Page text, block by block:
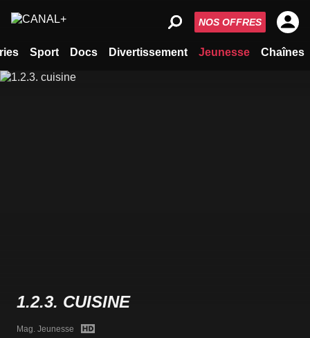
Sport Docs Divertissement Jeunesse Chaînes
NOS OFFRES
1.2.3. CUISINE
Mag. Jeunesse